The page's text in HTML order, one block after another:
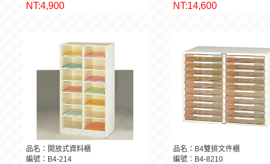
NT:4,900 NT:14,600
品名：開放式資料櫃
編號：B4-214
品名：B4雙排文件櫃
編號：B4-8210